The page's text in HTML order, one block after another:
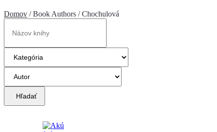
Domov / Book Authors / Chochulová
Hľadať